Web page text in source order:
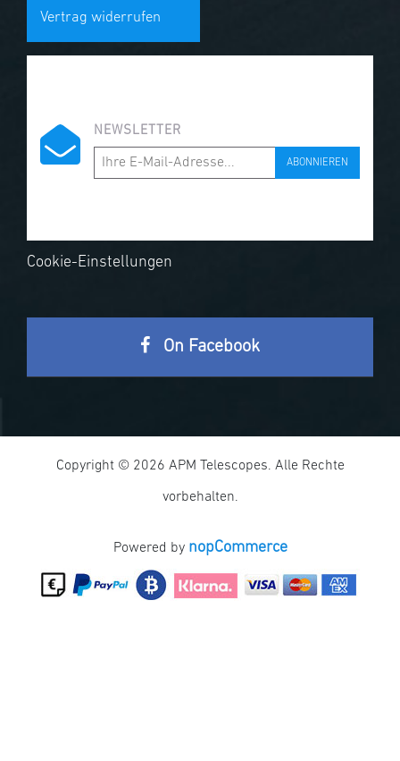
Vertrag widerrufen
NEWSLETTER
ABONNIEREN
Cookie-Einstellungen
On Facebook
Copyright © 2026 APM Telescopes. Alle Rechte
vorbehalten.
Powered by nopCommerce